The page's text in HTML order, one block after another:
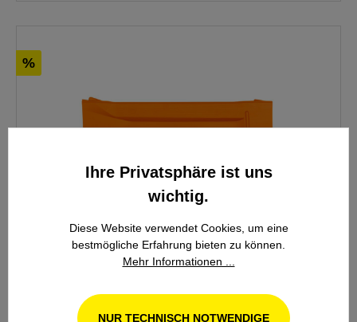
%
Ihre Privatsphäre ist uns
wichtig.
Diese Website verwendet Cookies, um eine
bestmögliche Erfahrung bieten zu können.
Mehr Informationen ...
NUR TECHNISCH NOTWENDIGE